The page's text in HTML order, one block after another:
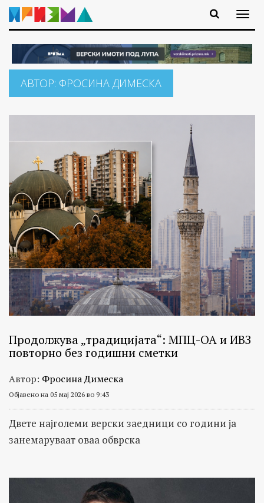
АВТОР: ФРОСИНА ДИМЕСКА
Продолжува „традицијата“: МПЦ-ОА и ИВЗ
повторно без годишни сметки
Автор: Фросина Димеска
Објавено на 05 мај 2026 во 9:43
Двете најголеми верски заедници со години ја
занемаруваат оваа обврска